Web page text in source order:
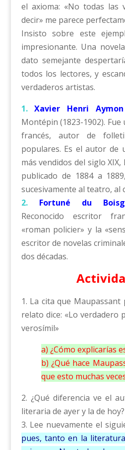
el axioma: «No todas las
decir» me parece
Insisto sobre este
impresionante. Una
dato semejante
todos los lectores, y
verdaderos artistas.
1.
Xavier Henri
Montépin (1823-1902).
francés, autor de
populares. Es el autor de
más vendidos del siglo
publicado de 1884 a
sucesivamente al teatro, al
2.
Fortuné du
Reconocido escritor
«roman policier» y la
escritor de novelas
dos décadas.
1. La cita que
relato dice: «Lo verdadero
verosímil»
a) ¿Cómo explicarías
b) ¿Qué hace
que esto muchas
2. ¿Qué diferencia ve el
literaria de ayer y la de hoy?
3. Lee nuevamente el
pues, tanto en la